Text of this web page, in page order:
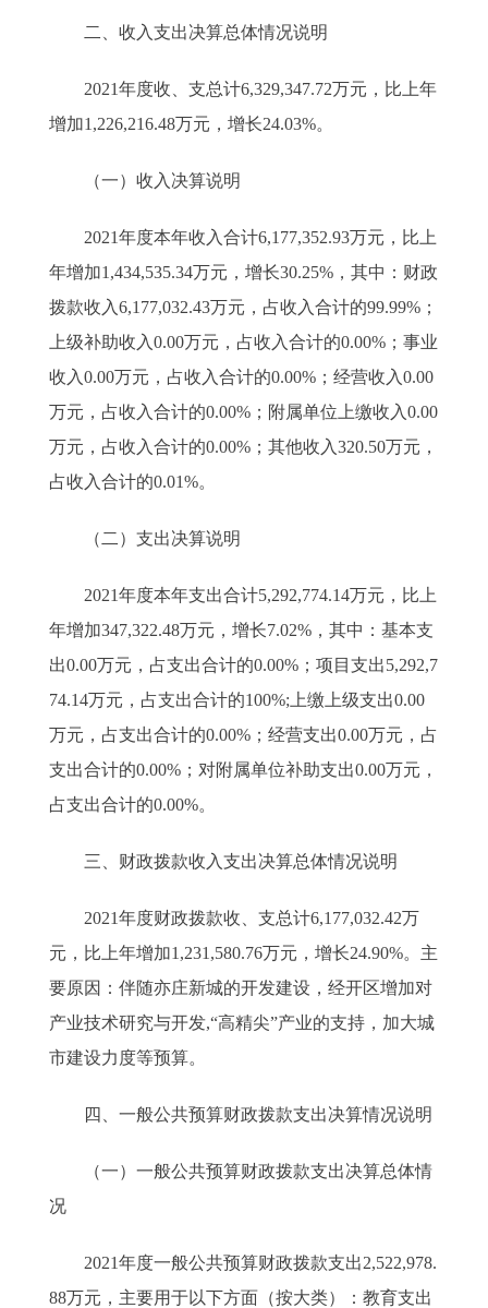
二、收入支出决算总体情况说明
2021年度收、支总计6,329,347.72万元，比上年
增加1,226,216.48万元，增长24.03%。
（一）收入决算说明
2021年度本年收入合计6,177,352.93万元，比上
年增加1,434,535.34万元，增长30.25%，其中：财政
拨款收入6,177,032.43万元，占收入合计的99.99%；
上级补助收入0.00万元，占收入合计的0.00%；事业
收入0.00万元，占收入合计的0.00%；经营收入0.00
万元，占收入合计的0.00%；附属单位上缴收入0.00
万元，占收入合计的0.00%；其他收入320.50万元，
占收入合计的0.01%。
（二）支出决算说明
2021年度本年支出合计5,292,774.14万元，比上
年增加347,322.48万元，增长7.02%，其中：基本支
出0.00万元，占支出合计的0.00%；项目支出5,292,7
74.14万元，占支出合计的100%;上缴上级支出0.00
万元，占支出合计的0.00%；经营支出0.00万元，占
支出合计的0.00%；对附属单位补助支出0.00万元，
占支出合计的0.00%。
三、财政拨款收入支出决算总体情况说明
2021年度财政拨款收、支总计6,177,032.42万
元，比上年增加1,231,580.76万元，增长24.90%。主
要原因：伴随亦庄新城的开发建设，经开区增加对
产业技术研究与开发,“高精尖”产业的支持，加大城
市建设力度等预算。
四、一般公共预算财政拨款支出决算情况说明
（一）一般公共预算财政拨款支出决算总体情
况
2021年度一般公共预算财政拨款支出2,522,978.
88万元，主要用于以下方面（按大类）：教育支出